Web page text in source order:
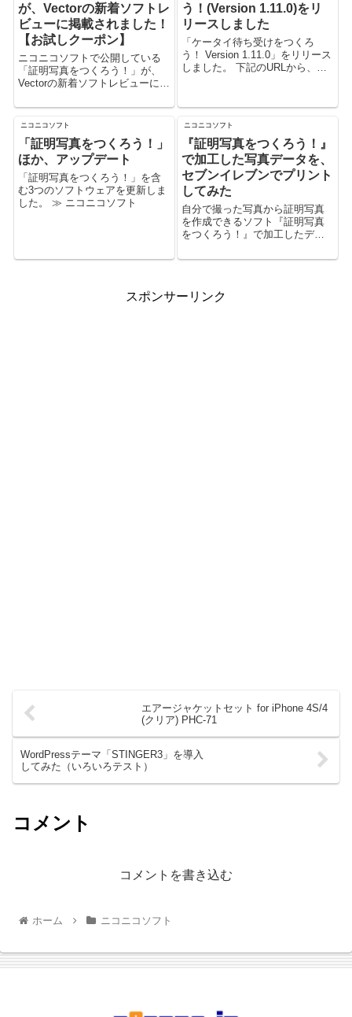
が、Vectorの新着ソフトレ
ビューに掲載されました！
【お試しクーポン】
ニコニコソフトで公開している
「証明写真をつくろう！」が、
Vectorの新着ソフトレビューに掲
トレビュー 「証明写真をつくろ
う！」 - 正確にトリミングされ
できる ...
う！(Version 1.11.0)をリ
リースしました
「ケータイ待ち受けをつくろ
う！ Version 1.11.0」をリリース
しました。 下記のURLから、ダ
ード 本バージョンでの変更点
ニコニコソフト
「証明写真をつくろう！」
ほか、アップデート
「証明写真をつくろう！」を含
む3つのソフトウェアを更新しま
した。 ≫ ニコニコソフト
ニコニコソフト
『証明写真をつくろう！』
で加工した写真データを、
セブンイレブンでプリント
してみた
自分で撮った写真から証明写真
を作成できるソフト『証明写真
をつくろう！』で加工したデー
ルチコピー機でプリントしてき
て、書きたいと思います。 ちな
スポンサーリンク
エアージャケットセット for iPhone 4S/4
(クリア) PHC-71
WordPressテーマ「STINGER3」を導入
してみた（いろいろテスト）
コメント
コメントを書き込む
ホーム ニコニコソフト